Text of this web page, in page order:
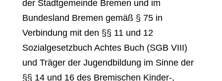
der Stadtgemeinde Bremen und im
Bundesland Bremen gemäß § 75 in
Verbindung mit den §§ 11 und 12
Sozialgesetzbuch Achtes Buch (SGB VIII)
und Träger der Jugendbildung im Sinne der
§§ 14 und 16 des Bremischen Kinder-,